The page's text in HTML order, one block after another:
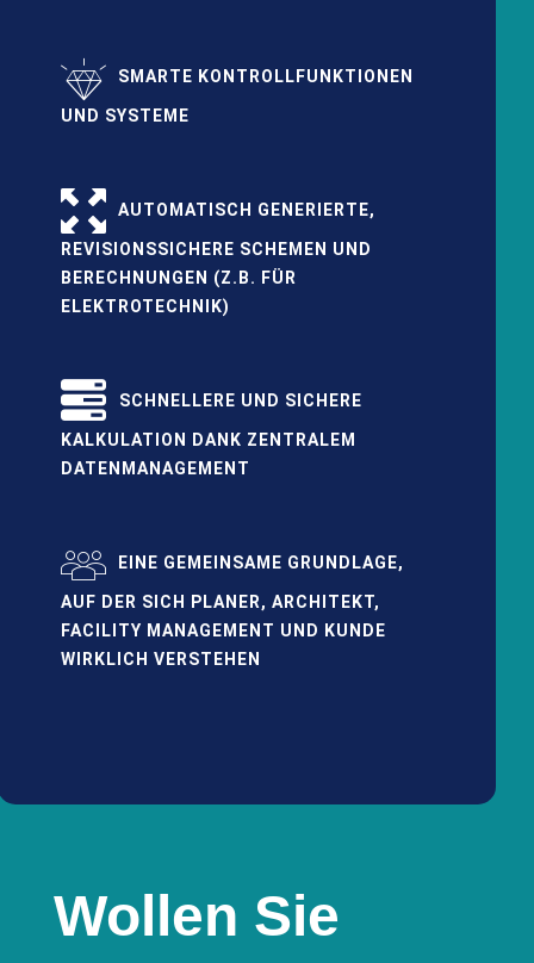
SMARTE KONTROLLFUNKTIONEN
UND SYSTEME
AUTOMATISCH GENERIERTE,
REVISIONSSICHERE SCHEMEN UND
BERECHNUNGEN (Z.B. FÜR
ELEKTROTECHNIK)
SCHNELLERE UND SICHERE
KALKULATION DANK ZENTRALEM
DATENMANAGEMENT
EINE GEMEINSAME GRUNDLAGE,
AUF DER SICH PLANER, ARCHITEKT,
FACILITY MANAGEMENT UND KUNDE
WIRKLICH VERSTEHEN
Wollen Sie